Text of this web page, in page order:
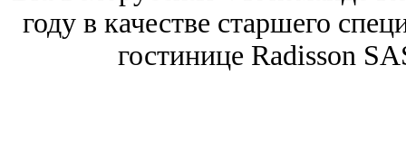
году в качестве старшего
гостинице Radisson